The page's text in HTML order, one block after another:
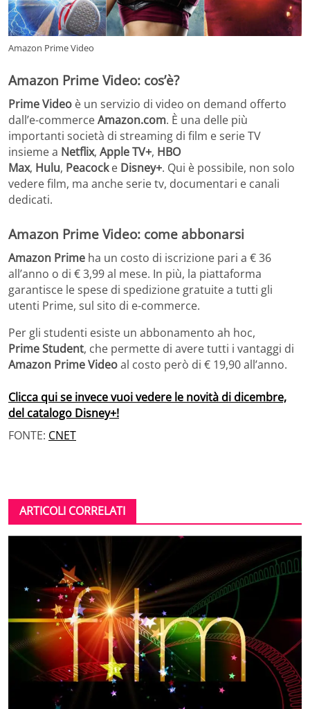
Amazon Prime Video
Amazon Prime Video: cos’è?
Prime Video è un servizio di video on demand offerto
dall’e-commerceAmazon.com. È una delle più
importanti società di streaming di film e serie TV
insieme a Netflix, Apple TV+, HBO
Max, Hulu, Peacocke Disney+. Qui è possibile, non solo
vedere film, ma anche serie tv, documentari e canali
dedicati.
Amazon Prime Video: come abbonarsi
Amazon Prime ha un costo di iscrizione pari a €36
all’anno o di €3,99 al mese. In più, la piattaforma
garantisce le spese di spedizione gratuite a tutti gli
utenti Prime, sul sito di e-commerce.
Per gli studenti esiste un abbonamento ah hoc,
Prime Student, che permette di avere tutti i vantaggi di
Amazon Prime Videoal costo però di € 19,90 all’anno.
Clicca qui se invece vuoi vedere le novità di dicembre,
del catalogo Disney+!
FONTE: CNET
ARTICOLI CORRELATI